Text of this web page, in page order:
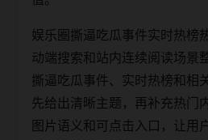
娱乐圈撕逼吃瓜事件实时热榜
动端搜索和站内连续阅读场景
撕逼吃瓜事件、实时热榜和相
先给出清晰主题，再补充热门
图片语义和可点击入口，让用